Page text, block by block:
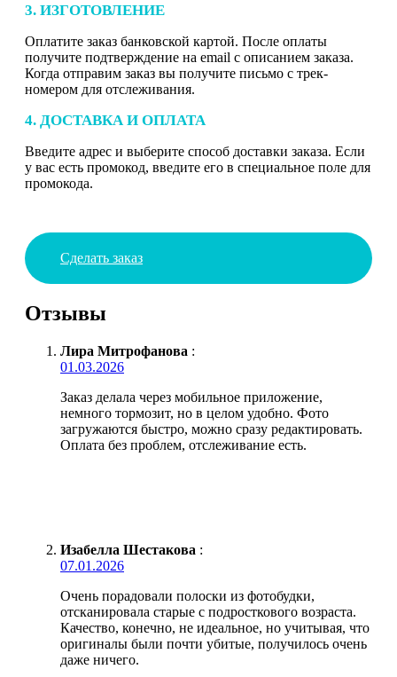
3. ИЗГОТОВЛЕНИЕ
Оплатите заказ банковской картой. После оплаты
получите подтверждение на email с описанием заказа.
Когда отправим заказ вы получите письмо с трек-
номером для отслеживания.
4. ДОСТАВКА И ОПЛАТА
Введите адрес и выберите способ доставки заказа. Если
у вас есть промокод, введите его в специальное поле для
промокода.
Сделать заказ
Отзывы
Лира Митрофанова :
01.03.2026
Заказ делала через мобильное приложение,
немного тормозит, но в целом удобно. Фото
загружаются быстро, можно сразу редактировать.
Оплата без проблем, отслеживание есть.
Изабелла Шестакова :
07.01.2026
Очень порадовали полоски из фотобудки,
отсканировала старые с подросткового возраста.
Качество, конечно, не идеальное, но учитывая, что
оригиналы были почти убитые, получилось очень
даже ничего.